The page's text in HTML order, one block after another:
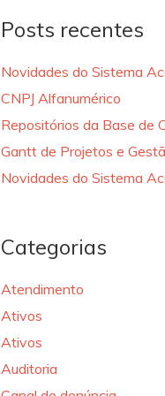
Posts recentes
Novidades do Sistema
CNPJ Alfanumérico
Repositórios da Base de
Gantt de Projetos e
Novidades do Sistema
Categorias
Atendimento
Ativos
Ativos
Auditoria